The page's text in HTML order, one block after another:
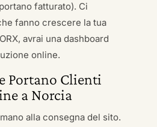
fatturato). Ci
fanno crescere la tua
avrai una dashboard
online.
Portano Clienti
a Norcia
alla consegna del sito.